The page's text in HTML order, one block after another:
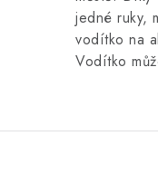
jedné ruky,
vodítko na
Vodítko